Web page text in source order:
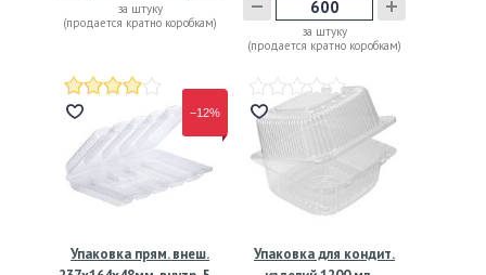
за штуку
(продается кратно коробкам)
за штуку
(продается кратно коробкам)
−12%
Упаковка прям. внеш.
Упаковка для кондит.